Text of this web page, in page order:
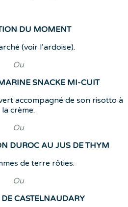
DU MOMENT
(voir l’ardoise).
Ou
SNACKE MI-CUIT
accompagné de son risotto à
la crème.
Ou
DUROC AU JUS DE THYM
de terre rôties.
Ou
CASTELNAUDARY